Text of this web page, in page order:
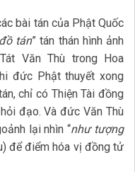
bài tán của Phật Quốc
tán” tán thán hình ảnh
Văn Thù trong Hoa
đức Phật thuyết xong
chỉ có Thiện Tài đồng
đạo. Và đức Văn Thù
lại nhìn “như tượng
để điểm hóa vị đồng tử